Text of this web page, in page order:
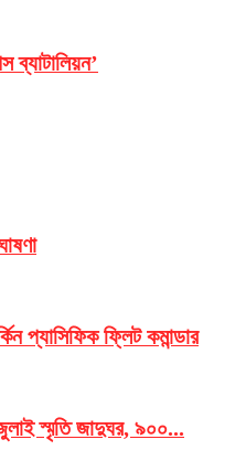
ব্যাটালিয়ন’
প্যাসিফিক ফ্লিট কমান্ডার
স্মৃতি জাদুঘর, ৯০০...